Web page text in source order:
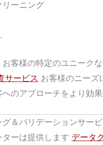
リーニング
客様の特定のユニーク
サービス お客様のニーズ
のアプローチをより効
グ＆バリデーションサー
ーは提供します データ